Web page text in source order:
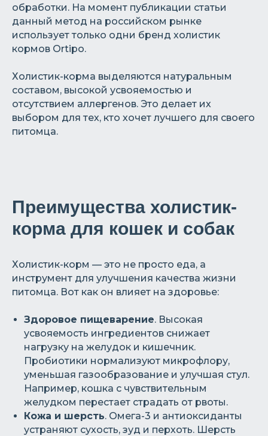
обработки. На момент публикации статьи
данный метод на российском рынке
использует только одни бренд холистик
кормов Ortipo.
Холистик-корма выделяются натуральным
составом, высокой усвояемостью и
отсутствием аллергенов. Это делает их
выбором для тех, кто хочет лучшего для своего
питомца.
Преимущества холистик-
корма для кошек и собак
Холистик-корм — это не просто еда, а
инструмент для улучшения качества жизни
питомца. Вот как он влияет на здоровье:
Здоровое пищеварение. Высокая
усвояемость ингредиентов снижает
нагрузку на желудок и кишечник.
Пробиотики нормализуют микрофлору,
уменьшая газообразование и улучшая стул.
Например, кошка с чувствительным
желудком перестает страдать от рвоты.
Кожа и шерсть. Омега-3 и антиоксиданты
устраняют сухость, зуд и перхоть. Шерсть